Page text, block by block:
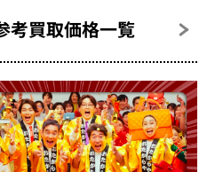
考買取価格一覧